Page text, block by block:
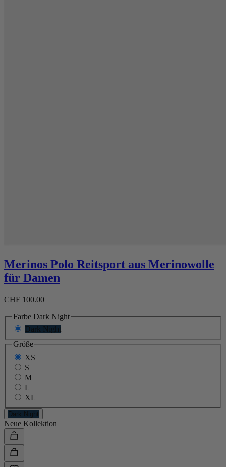
Merinos Polo Reitsport aus Merinowolle
für Damen
CHF 100.00
Farbe Dark Night
Dark Night
Größe
XS
S
M
L
XL
Dark Night
Neue Kollektion